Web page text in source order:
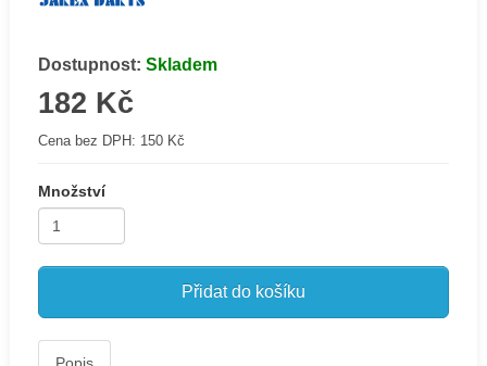
Dostupnost: Skladem
182 Kč
Cena bez DPH: 150 Kč
Množství
Přidat do košíku